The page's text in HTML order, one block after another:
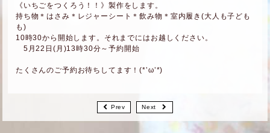
《いちごをつくろう！！》製作をします。
持ち物＊はさみ＊レジャーシート＊飲み物＊室内履き(大人も子ども
も)
10時30から開始します。それまでにはお越しください。
5月22日(月)13時30分～予約開始
たくさんのご予約お待ちしてます！(*’ω’*)
Prev Next